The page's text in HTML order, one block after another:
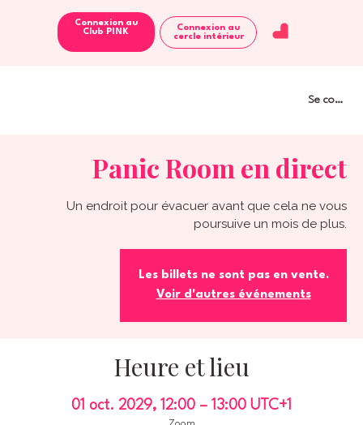
Se
Connexion au
Club PINK
Connexion au
cercle intérieur
Panic Room en direct
Un endroit pour évacuer avant que cela ne vous
poursuive un mois de plus.
Les billets ne sont pas en vente.
Voir d'autres événements
Heure et lieu
01 oct. 2029, 12:00 – 13:00 UTC+1